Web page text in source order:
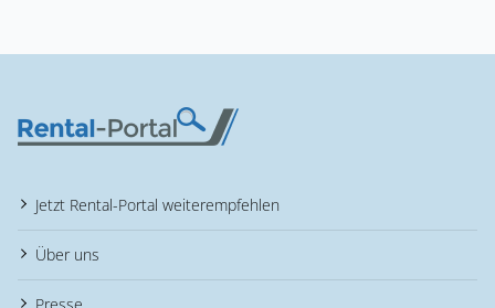
Jetzt Rental-Portal weiterempfehlen
Über uns